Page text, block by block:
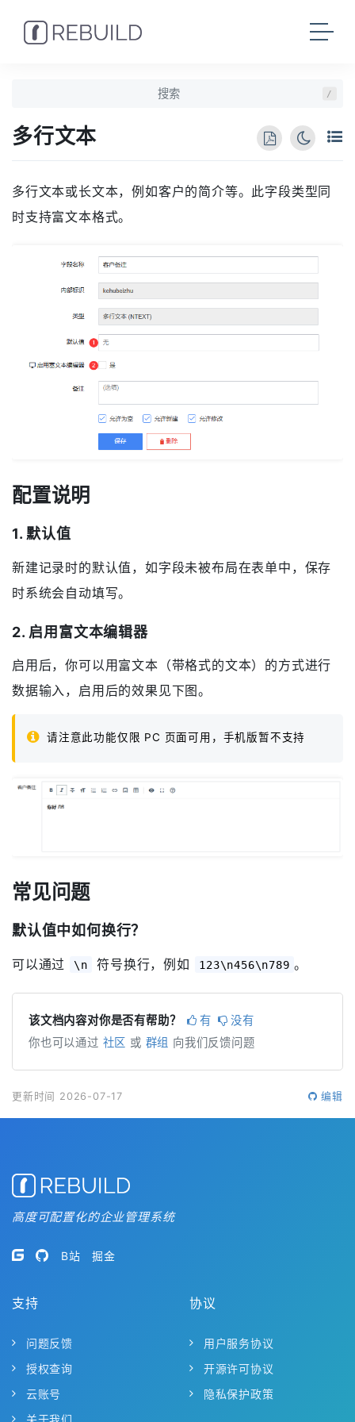
/
多行文本
多行文本或长文本，例如客户的简介等。此字段类型同
时支持富文本格式。
配置说明
1. 默认值
新建记录时的默认值，如字段未被布局在表单中，保存
时系统会自动填写。
2. 启用富文本编辑器
启用后，你可以用富文本（带格式的文本）的方式进行
数据输入，启用后的效果见下图。
请注意此功能仅限 PC 页面可用，手机版暂不支持
常见问题
默认值中如何换行？
可以通过 \n 符号换行，例如 123\n456\n789 。
该文档内容对你是否有帮助？ 有
没有
你也可以通过 社区 或 群组 向我们反馈问题
更新时间 2026-07-17 编辑
高度可配置化的企业管理系统
B站 掘金
支持
问题反馈
授权查询
云账号
关于我们
协议
用户服务协议
开源许可协议
隐私保护政策